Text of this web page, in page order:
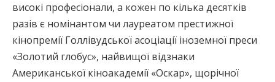
високі професіонали, а кожен по кілька десятків
разів є номінантом чи лауреатом престижної
кінопремії Голлівудської асоціації іноземної преси
«Золотий глобус», найвищої відзнаки
Американської кіноакадемії «Оскар», щорічної